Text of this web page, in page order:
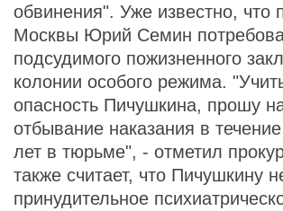
обвинения". Уже известно, что
Москвы Юрий Семин
подсудимого пожизненного
колонии особого режима.
опасность Пичушкина, прошу
отбывание наказания в
лет в тюрьме", - отметил
также считает, что Пичушкину
принудительное